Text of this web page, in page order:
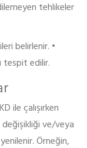
tehlikeler
belirlenir. •
tespit edilir.
ile çalışırken
değişikliği ve/veya
Örneğin,